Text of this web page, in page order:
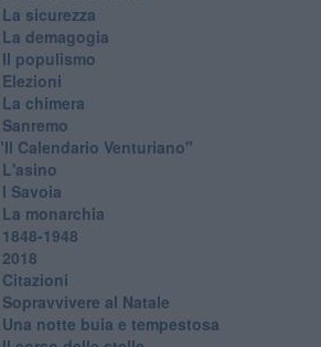
sicurezza
La demagogia
Il populismo
Elezioni
chimera
Calendario Venturiano"
L'asino
Savoia
La monarchia
1948
Citazioni
al Natale
​Una notte buia e tempestosa